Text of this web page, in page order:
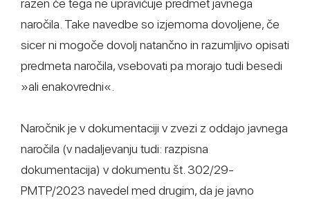
razen če tega ne upravičuje predmet javnega
naročila. Take navedbe so izjemoma dovoljene, če
sicer ni mogoče dovolj natančno in razumljivo opisati
predmeta naročila, vsebovati pa morajo tudi besedi
»ali enakovredni«.
Naročnik je v dokumentaciji v zvezi z oddajo javnega
naročila (v nadaljevanju tudi: razpisna
dokumentacija) v dokumentu št. 302/29-
PMTP/2023 navedel med drugim, da je javno